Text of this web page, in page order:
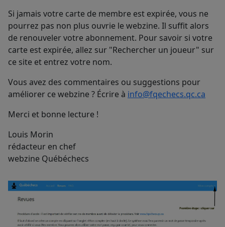
Si jamais votre carte de membre est expirée, vous ne
pourrez pas non plus ouvrie le webzine. Il suffit alors
de renouveler votre abonnement. Pour savoir si votre
carte est expirée, allez sur "Rechercher un joueur" sur
ce site et entrez votre nom.
Vous avez des commentaires ou suggestions pour
améliorer ce webzine ? Écrire à info@fqechecs.qc.ca
Merci et bonne lecture !
Louis Morin
rédacteur en chef
webzine Québéchecs